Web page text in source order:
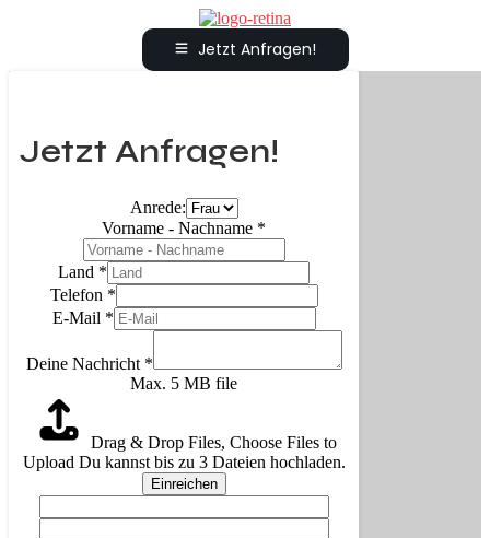
Jetzt Anfragen!
Jetzt Anfragen!
Anrede:
Vorname - Nachname *
Land *
Telefon *
E-Mail *
Deine Nachricht *
Max. 5 MB file
Drag & Drop Files, Choose Files to
Upload Du kannst bis zu 3 Dateien hochladen.
Einreichen